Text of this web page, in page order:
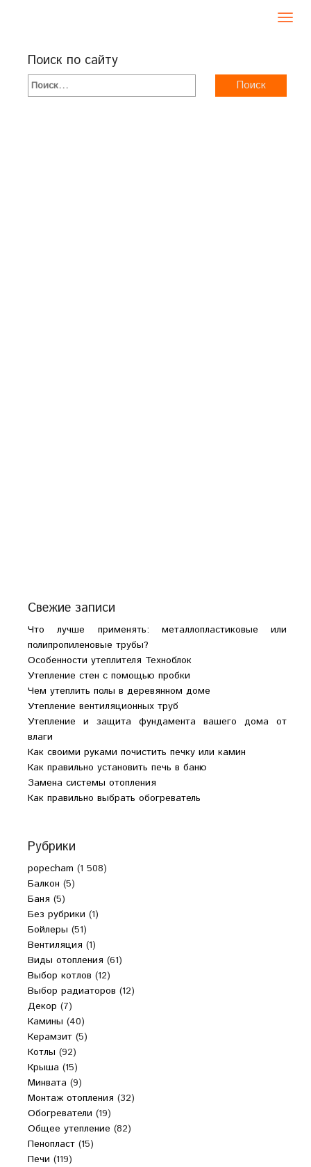
Поиск по сайту
Свежие записи
Что лучше применять: металлопластиковые или
полипропиленовые трубы?
Особенности утеплителя Техноблок
Утепление стен с помощью пробки
Чем утеплить полы в деревянном доме
Утепление вентиляционных труб
Утепление и защита фундамента вашего дома от
влаги
Как своими руками почистить печку или камин
Как правильно установить печь в баню
Замена системы отопления
Как правильно выбрать обогреватель
Рубрики
popecham (1 508)
Балкон (5)
Баня (5)
Без рубрики (1)
Бойлеры (51)
Вентиляция (1)
Виды отопления (61)
Выбор котлов (12)
Выбор радиаторов (12)
Декор (7)
Камины (40)
Керамзит (5)
Котлы (92)
Крыша (15)
Минвата (9)
Монтаж отопления (32)
Обогреватели (19)
Общее утепление (82)
Пенопласт (15)
Печи (119)